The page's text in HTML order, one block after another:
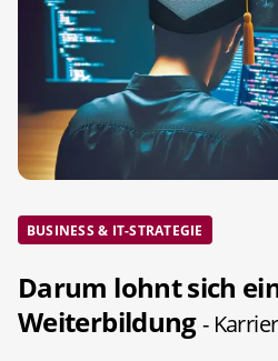
BUSINESS & IT-STRATEGIE
Darum lohnt sich
Weiterbildung-